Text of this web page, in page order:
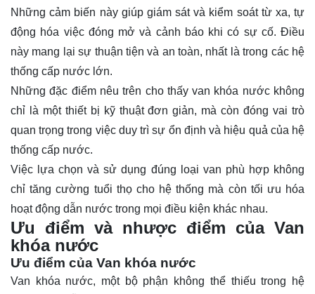
Những cảm biến này giúp giám sát và kiểm soát từ xa, tự
động hóa việc đóng mở và cảnh báo khi có sự cố. Điều
này mang lại sự thuận tiện và an toàn, nhất là trong các hệ
thống cấp nước lớn.
Những đặc điểm nêu trên cho thấy van khóa nước không
chỉ là một thiết bị kỹ thuật đơn giản, mà còn đóng vai trò
quan trọng trong việc duy trì sự ổn định và hiệu quả của hệ
thống cấp nước.
Việc lựa chọn và sử dụng đúng loại van phù hợp không
chỉ tăng cường tuổi thọ cho hệ thống mà còn tối ưu hóa
hoạt động dẫn nước trong mọi điều kiện khác nhau.
Ưu điểm và nhược điểm của Van
khóa nước
Ưu điểm của Van khóa nước
Van khóa nước, một bộ phận không thể thiếu trong hệ